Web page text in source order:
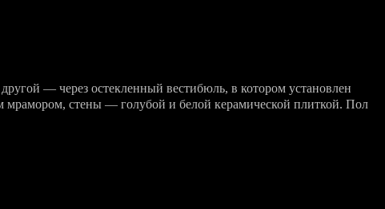
— через остекленный вестибюль, в котором установлен
мрамором, стены — голубой и белой керамической плиткой. Пол